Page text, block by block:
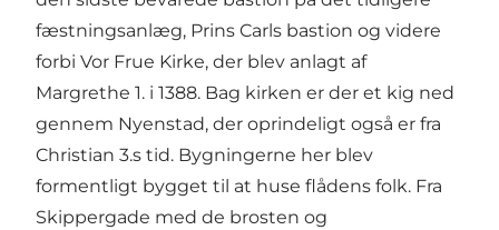
fæstningsanlæg, Prins Carls bastion og videre
forbi Vor Frue Kirke, der blev anlagt af
Margrethe 1. i 1388. Bag kirken er der et kig ned
gennem Nyenstad, der oprindeligt også er fra
Christian 3.s tid. Bygningerne her blev
formentligt bygget til at huse flådens folk. Fra
Skippergade med de brosten og